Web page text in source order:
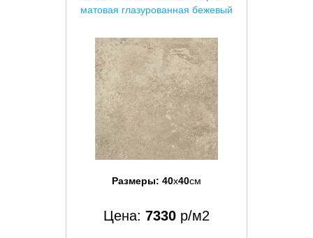
матовая глазурованная бежевый
Размеры: 40x40см
Цена: 7330 р/м2